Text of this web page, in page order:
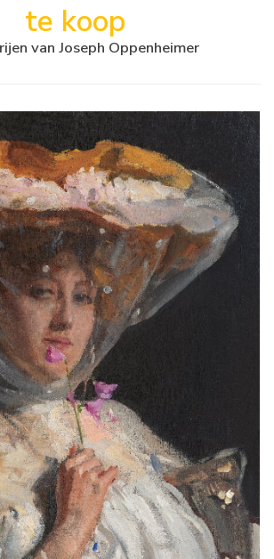
te koop
van Joseph Oppenheimer